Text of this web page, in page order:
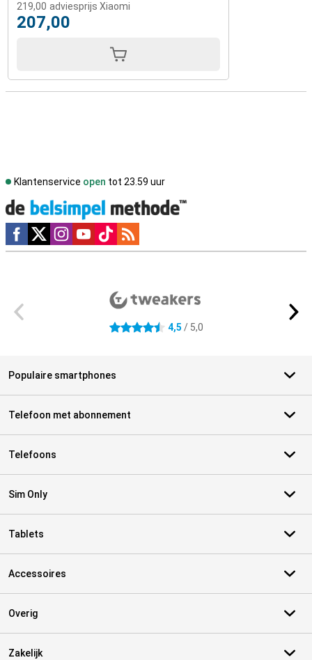
219,00 adviesprijs Xiaomi
207,00
Klantenservice open tot 23.59 uur
Social media
4.5 sterren 4,5 / 5,0
Populaire smartphones
Telefoon met abonnement
Telefoons
Sim Only
Tablets
Accessoires
Overig
Zakelijk